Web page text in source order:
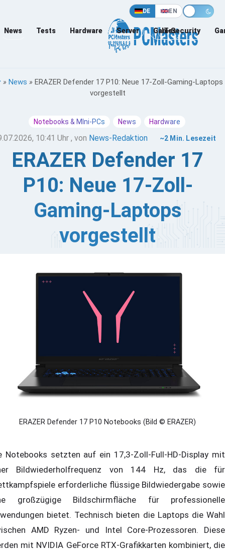
DE EN
News Tests Hardware Server Games
IT-Security
» News » ERAZER Defender 17 P10: Neue 17-Zoll-Gaming-Laptops
vorgestellt
Notebooks & MIni-PCs News Hardware
10:41 Uhr , von News-Redaktion ~2 Min. Lesezeit
ERAZER Defender 17
P10: Neue 17-Zoll-
Gaming-Laptops
vorgestellt
Gaming-Laptop-Serie vorgestellt. Diese neue
zeichnet sich durch einen 17-Zoll-
aus, der ein Gleichgewicht zwischen täglicher
und hoher Rechenleistung schaffen soll.
ERAZER Defender 17 P10 Notebooks (Bild © ERAZER)
Notebooks setzten auf ein 17,3-Zoll-Full-HD-Display mit
Bildwiederholfrequenz von 144 Hz, das die für
erforderliche flüssige Bildwiedergabe sowie
großzügige Bildschirmfläche für professionelle
bietet. Technisch bieten die Laptops die Wahl
AMD Ryzen- und Intel Core-Prozessoren. Diese
mit NVIDIA GeForce RTX-Grafikkarten kombiniert, die